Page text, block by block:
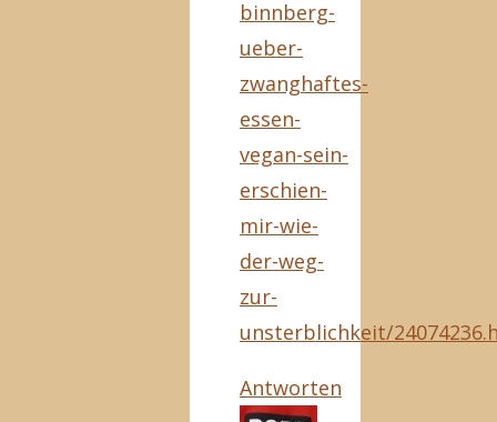
binnberg-
ueber-
zwanghaftes-
essen-
vegan-sein-
erschien-
mir-wie-
der-weg-
zur-
unsterblichkeit/
Antworten